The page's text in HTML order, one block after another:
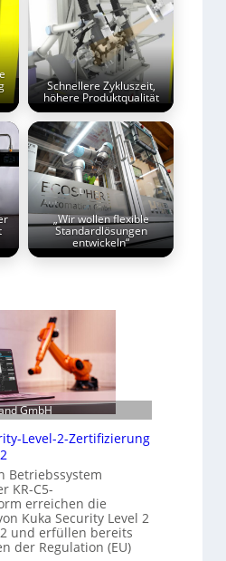
Schnellere Zykluszeit,
höhere Produktqualität
„Wir wollen flexible
Standardlösungen
entwickeln“
GmbH
Level-2-Zertifizierung
Betriebssystem
KR-C5-
erreichen die
Kuka Security Level 2
2 und erfüllen bereits
der Regulation (EU)